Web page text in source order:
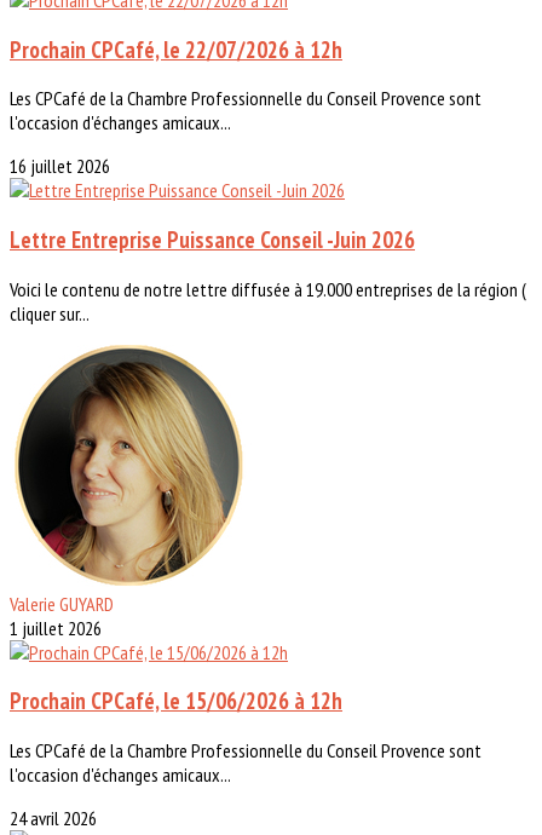
Prochain CPCafé, le 22/07/2026 à 12h
Les CPCafé de la Chambre Professionnelle du Conseil Provence sont
l'occasion d'échanges amicaux...
16 juillet 2026
Lettre Entreprise Puissance Conseil -Juin 2026
Voici le contenu de notre lettre diffusée à 19.000 entreprises de la région (
cliquer sur...
Valerie GUYARD
1 juillet 2026
Prochain CPCafé, le 15/06/2026 à 12h
Les CPCafé de la Chambre Professionnelle du Conseil Provence sont
l'occasion d'échanges amicaux...
24 avril 2026